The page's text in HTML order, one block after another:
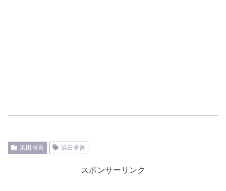
浜田省吾 浜田省吾
スポンサーリンク